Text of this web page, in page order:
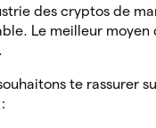
des cryptos de
Le meilleur moyen
te rassurer